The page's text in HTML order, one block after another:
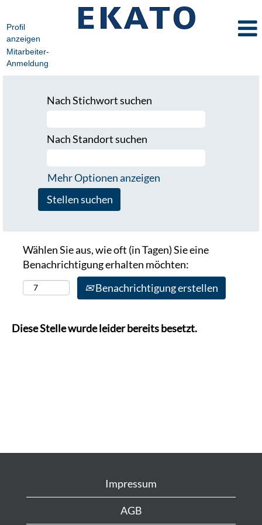
Profil
anzeigen
Mitarbeiter-
Anmeldung
Nach Stichwort suchen
Nach Standort suchen
Mehr Optionen anzeigen
Wählen Sie aus, wie oft (in Tagen) Sie eine
Benachrichtigung erhalten möchten:
Benachrichtigung erstellen
Diese Stelle wurde leider bereits besetzt.
Impressum
AGB